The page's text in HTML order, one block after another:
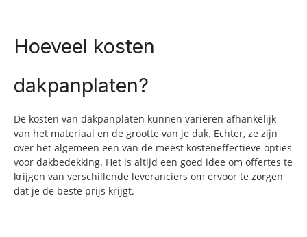
Hoeveel kosten
dakpanplaten?
De kosten van dakpanplaten kunnen variëren afhankelijk
van het materiaal en de grootte van je dak. Echter, ze zijn
over het algemeen een van de meest kosteneffectieve opties
voor dakbedekking. Het is altijd een goed idee om offertes te
krijgen van verschillende leveranciers om ervoor te zorgen
dat je de beste prijs krijgt.